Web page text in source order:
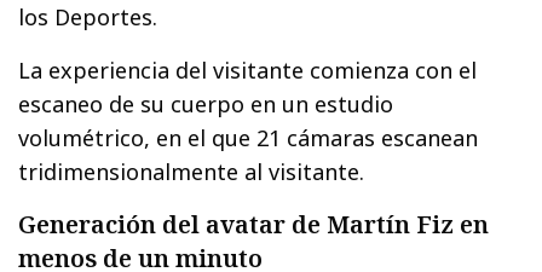
los Deportes.
La experiencia del visitante comienza con el
escaneo de su cuerpo en un estudio
volumétrico, en el que 21 cámaras escanean
tridimensionalmente al visitante.
Generación del avatar de Martín Fiz en
menos de un minuto